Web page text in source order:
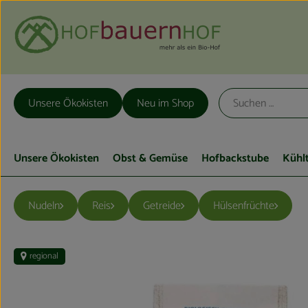
Unsere Ökokisten Neu im Shop
Unsere Ökokisten Obst & Gemüse Hofbackstube
Nudeln Reis Getreide Hülsenfrüchte
regional